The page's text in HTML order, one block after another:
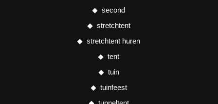
second
stretchtent
stretchtent huren
tent
tuin
tuinfeest